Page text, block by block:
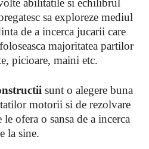
abilitatile si echilibrul
sa exploreze mediul
de a incerca jucarii care
majoritatea partilor
picioare, maini etc.
sunt o alegere buna
motorii si de rezolvare
ofera o sansa de a incerca
la sine.